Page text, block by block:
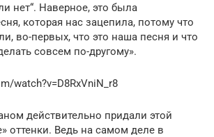
нет“. Наверное, это была
которая нас зацепила, потому что
во-первых, что это наша песня и что
совсем по-другому».
watch?v=D8RxVniN_r8
действительно придали этой
оттенки. Ведь на самом деле в